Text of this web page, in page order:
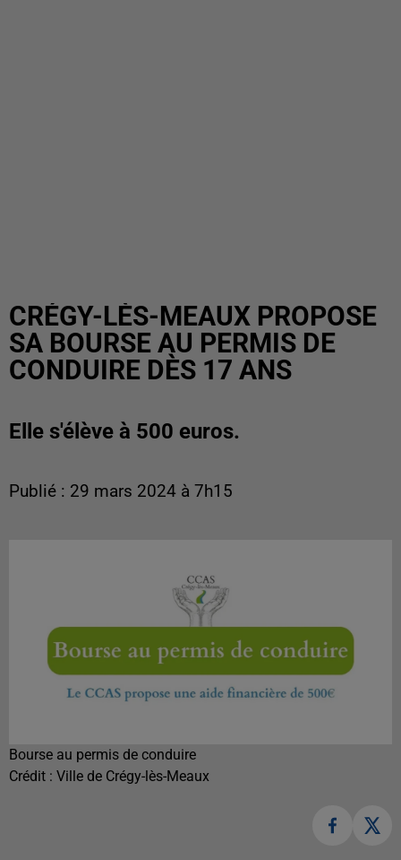
CRÉGY-LÈS-MEAUX PROPOSE
SA BOURSE AU PERMIS DE
CONDUIRE DÈS 17 ANS
Elle s'élève à 500 euros.
Publié : 29 mars 2024 à 7h15
Bourse au permis de conduire
Crédit : Ville de Crégy-lès-Meaux